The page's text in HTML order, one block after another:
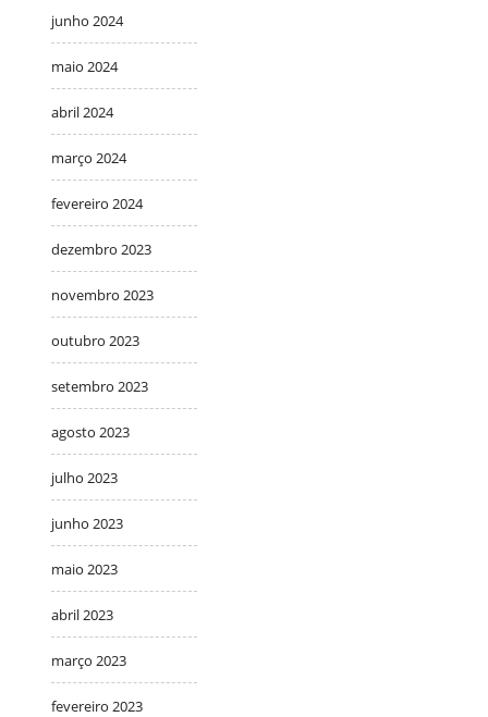
junho 2024
maio 2024
abril 2024
março 2024
fevereiro 2024
dezembro 2023
novembro 2023
outubro 2023
setembro 2023
agosto 2023
julho 2023
junho 2023
maio 2023
abril 2023
março 2023
fevereiro 2023